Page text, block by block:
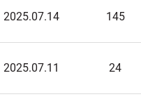
2025.07.14 145
2025.07.11 24